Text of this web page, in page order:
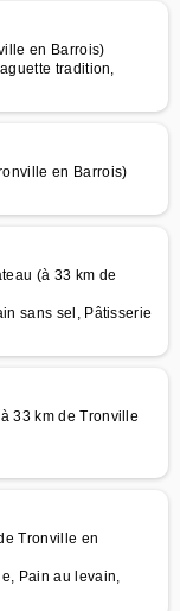
en Barrois)
tradition,
en Barrois)
(à 33 km de
sans sel, Pâtisserie
33 km de Tronville
Tronville en
Pain au levain,